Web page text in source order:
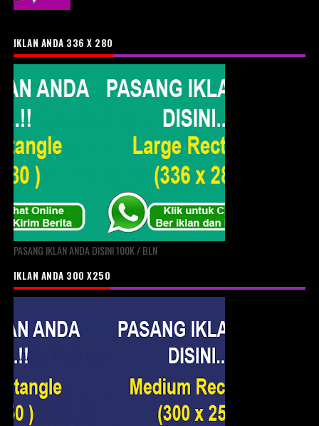
IKLAN ANDA 336 X 280
PASANG IKLAN ANDA DISINI 100K / BLN
IKLAN ANDA 300 X250